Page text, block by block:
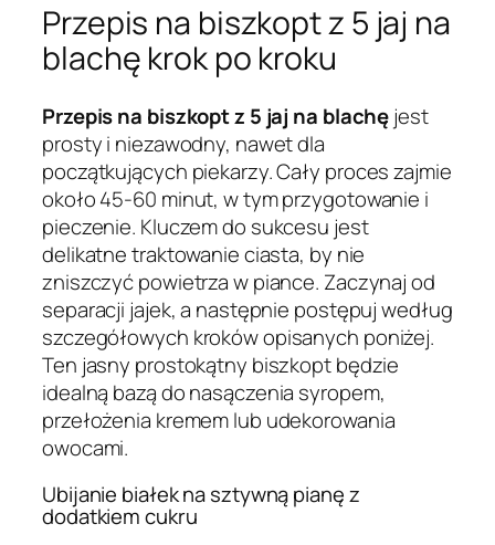
Przepis na biszkopt z 5 jaj na
blachę krok po kroku
Przepis na biszkopt z 5 jaj na blachęjest
prosty i niezawodny, nawet dla
początkujących piekarzy. Cały proces zajmie
około 45-60 minut, w tym przygotowanie i
pieczenie. Kluczem do sukcesu jest
delikatne traktowanie ciasta, by nie
zniszczyć powietrza w piance. Zaczynaj od
separacji jajek, a następnie postępuj według
szczegółowych kroków opisanych poniżej.
Ten jasny prostokątny biszkopt będzie
idealną bazą do nasączenia syropem,
przełożenia kremem lub udekorowania
owocami.
Ubijanie białek na sztywną pianę z
dodatkiem cukru